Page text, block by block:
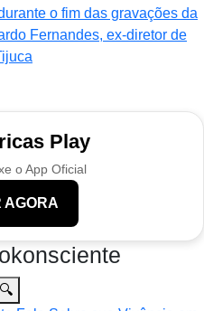
o fim das gravações da
Fernandes, ex-diretor de
Play
o App Oficial
AGORA
🔍